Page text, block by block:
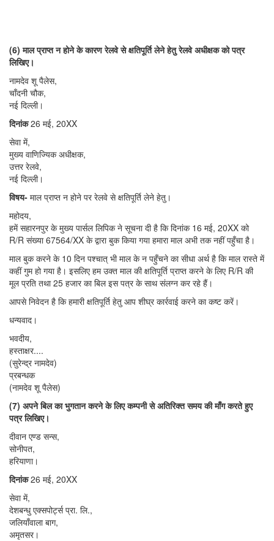
(6) माल प्राप्त न होने के कारण रेलवे से क्षतिपूर्ति लेने हेतु रेलवे अधीक्षक को पत्र
लिखिए।
नामदेव शू पैलेस,
चाँदनी चौक,
नई दिल्ली।
दिनांक26 मई, 20XX
सेवा में,
मुख्य वाणिज्यिक अधीक्षक,
उत्तर रेलवे,
नई दिल्ली।
विषय- माल प्राप्त न होने पर रेलवे से क्षतिपूर्ति लेने हेतु।
महोदय,
हमें सहारनपुर के मुख्य पार्सल लिपिक ने सूचना दी है कि दिनांक 16 मई, 20XX को
R/R संख्या 67564/XX के द्वारा बुक किया गया हमारा माल अभी तक नहीं पहुँचा है।
माल बुक करने के 10 दिन पश्चात् भी माल के न पहुँचने का सीधा अर्थ है कि माल रास्ते में
कहीं गुम हो गया है। इसलिए हम उक्त माल की क्षतिपूर्ति प्राप्त करने के लिए R/R की
मूल प्रति तथा 25 हजार का बिल इस पत्र के साथ संलग्न कर रहे हैं।
आपसे निवेदन है कि हमारी क्षतिपूर्ति हेतु आप शीघ्र कार्रवाई करने का कष्ट करें।
धन्यवाद।
भवदीय,
हस्ताक्षर....
(सुरेन्द्र नामदेव)
प्रबन्धक
(नामदेव शू पैलेस)
(7) अपने बिल का भुगतान करने के लिए कम्पनी से अतिरिक्त समय की माँग करते हुए
पत्र लिखिए।
दीवान एण्ड सन्स,
सोनीपत,
हरियाणा।
दिनांक26 मई, 20XX
सेवा में,
देशबन्धु एक्सपोर्ट्स प्रा. लि.,
जलियाँवाला बाग,
अमृतसर।